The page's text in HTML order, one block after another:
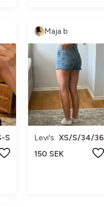
S
Maja b
Levi's XS/S/34/36
150 SEK